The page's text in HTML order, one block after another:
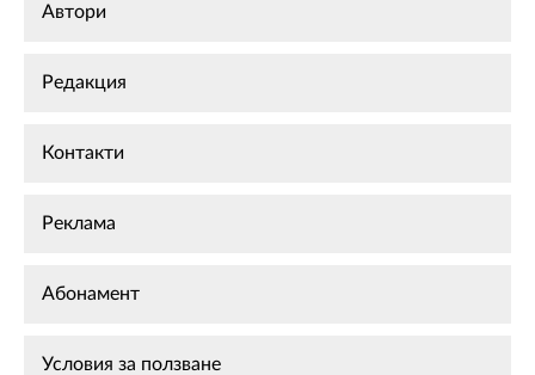
Автори
Редакция
Контакти
Реклама
Абонамент
Условия за ползване